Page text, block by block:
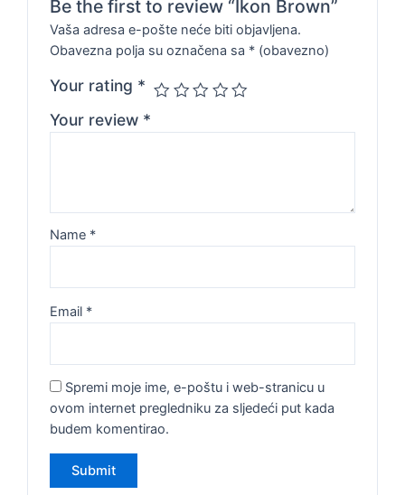
Be the first to review “Ikon Brown”
Vaša adresa e-pošte neće biti objavljena.
Obavezna polja su označena sa * (obavezno)
Your rating *
Your review *
Name *
Email *
Spremi moje ime, e-poštu i web-stranicu u
ovom internet pregledniku za sljedeći put kada
budem komentirao.